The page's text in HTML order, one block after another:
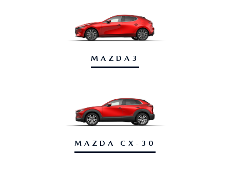
MAZDA3
MAZDA CX-30